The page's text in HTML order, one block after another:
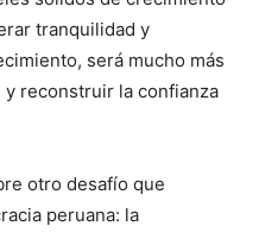
tranquilidad y
será mucho más
reconstruir la confianza
otro desafío que
peruana: la